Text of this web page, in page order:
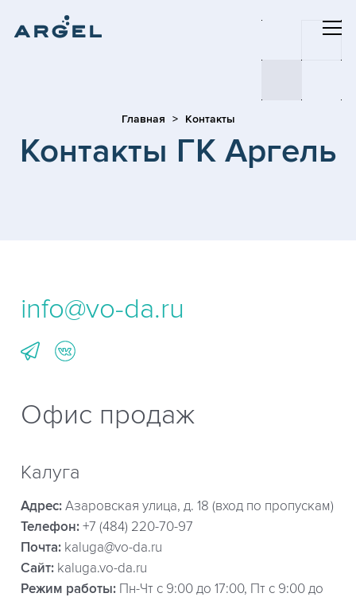
Главная Контакты
Контакты ГК Аргель
info@vo-da.ru
Офис продаж
Калуга
Адрес: Азаровская улица, д. 18 (вход по пропускам)
Телефон: +7 (484) 220-70-97
Почта: kaluga@vo-da.ru
Сайт: kaluga.vo-da.ru
Режим работы: Пн-Чт с 9:00 до 17:00, Пт с 9:00 до